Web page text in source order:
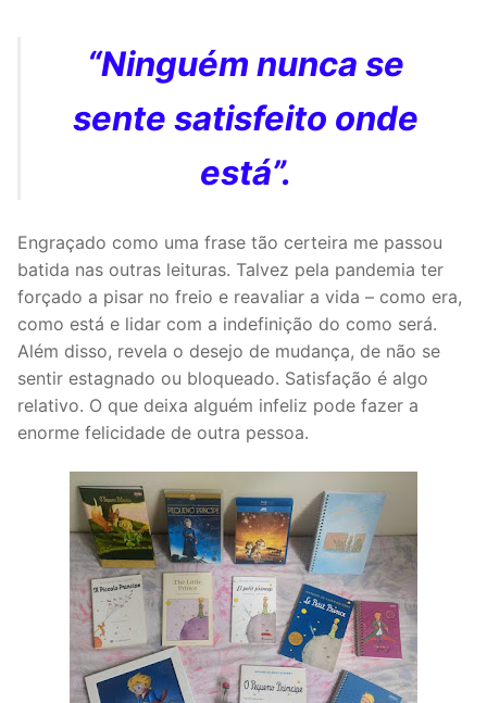
“Ninguém nunca se
sente satisfeito onde
está”.
Engraçado como uma frase tão certeira me passou
batida nas outras leituras. Talvez pela pandemia ter
forçado a pisar no freio e reavaliar a vida – como era,
como está e lidar com a indefinição do como será.
Além disso, revela o desejo de mudança, de não se
sentir estagnado ou bloqueado. Satisfação é algo
relativo. O que deixa alguém infeliz pode fazer a
enorme felicidade de outra pessoa.